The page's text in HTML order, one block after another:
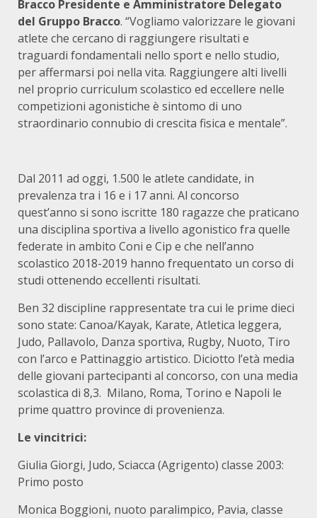
Bracco Presidente e Amministratore Delegato
del Gruppo Bracco. “Vogliamo valorizzare le giovani
atlete che cercano di raggiungere risultati e
traguardi fondamentali nello sport e nello studio,
per affermarsi poi nella vita. Raggiungere alti livelli
nel proprio curriculum scolastico ed eccellere nelle
competizioni agonistiche è sintomo di uno
straordinario connubio di crescita fisica e mentale”.
Dal 2011 ad oggi, 1.500 le atlete candidate, in
prevalenza tra i 16 e i 17 anni. Al concorso
quest’anno si sono iscritte 180 ragazze che praticano
una disciplina sportiva a livello agonistico fra quelle
federate in ambito Coni e Cip e che nell’anno
scolastico 2018-2019 hanno frequentato un corso di
studi ottenendo eccellenti risultati.
Ben 32 discipline rappresentate tra cui le prime dieci
sono state: Canoa/Kayak, Karate, Atletica leggera,
Judo, Pallavolo, Danza sportiva, Rugby, Nuoto, Tiro
con l’arco e Pattinaggio artistico. Diciotto l’età media
delle giovani partecipanti al concorso, con una media
scolastica di 8,3. Milano, Roma, Torino e Napoli le
prime quattro province di provenienza.
Le vincitrici:
Giulia Giorgi, Judo, Sciacca (Agrigento) classe 2003:
Primo posto
Monica Boggioni, nuoto paralimpico, Pavia, classe